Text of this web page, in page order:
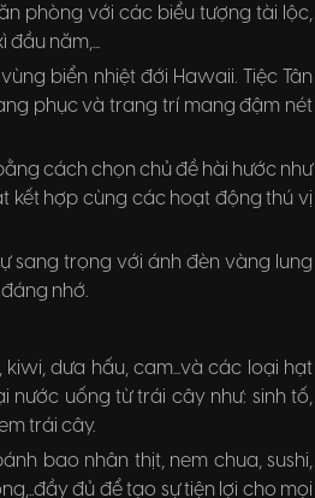
phòng với các biểu tượng tài lộc,
năm,...
biển nhiệt đới Hawaii. Tiệc Tân
phục và trang trí mang đậm nét
cách chọn chủ đề hài hước như
kết hợp cùng các hoạt động thú vị
sang trọng với ánh đèn vàng lung
nhớ.
dưa hấu, cam...và các loại hạt
nước uống từ trái cây như: sinh tố,
trái cây.
bao nhân thịt, nem chua, sushi,
đủ để tạo sự tiện lợi cho mọi